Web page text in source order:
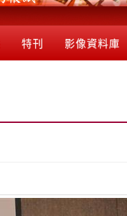
特刊 影像資料庫